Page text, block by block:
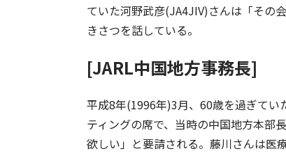
ていた河野武彦(JA4JIV)さんは「その
きさつを話している。
[JARL中国地方事務長]
平成8年(1996年)3月、60歳を過ぎてい
ティングの席で、当時の中国地方本部
欲しい」と要請される。藤川さんは医